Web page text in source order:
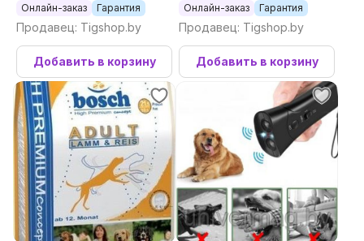
Онлайн-заказ Гарантия
Продавец: Tigshop.by
Добавить в корзину
Онлайн-заказ Гарантия
Продавец: Tigshop.by
Добавить в корзину